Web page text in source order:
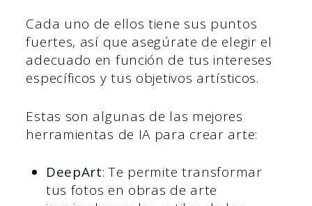
Cada uno de ellos tiene sus puntos
fuertes, así que asegúrate de elegir el
adecuado en función de tus intereses
específicos y tus objetivos artísticos.
Estas son algunas de las mejores
herramientas de IA para crear arte:
DeepArt: Te permite transformar
tus fotos en obras de arte